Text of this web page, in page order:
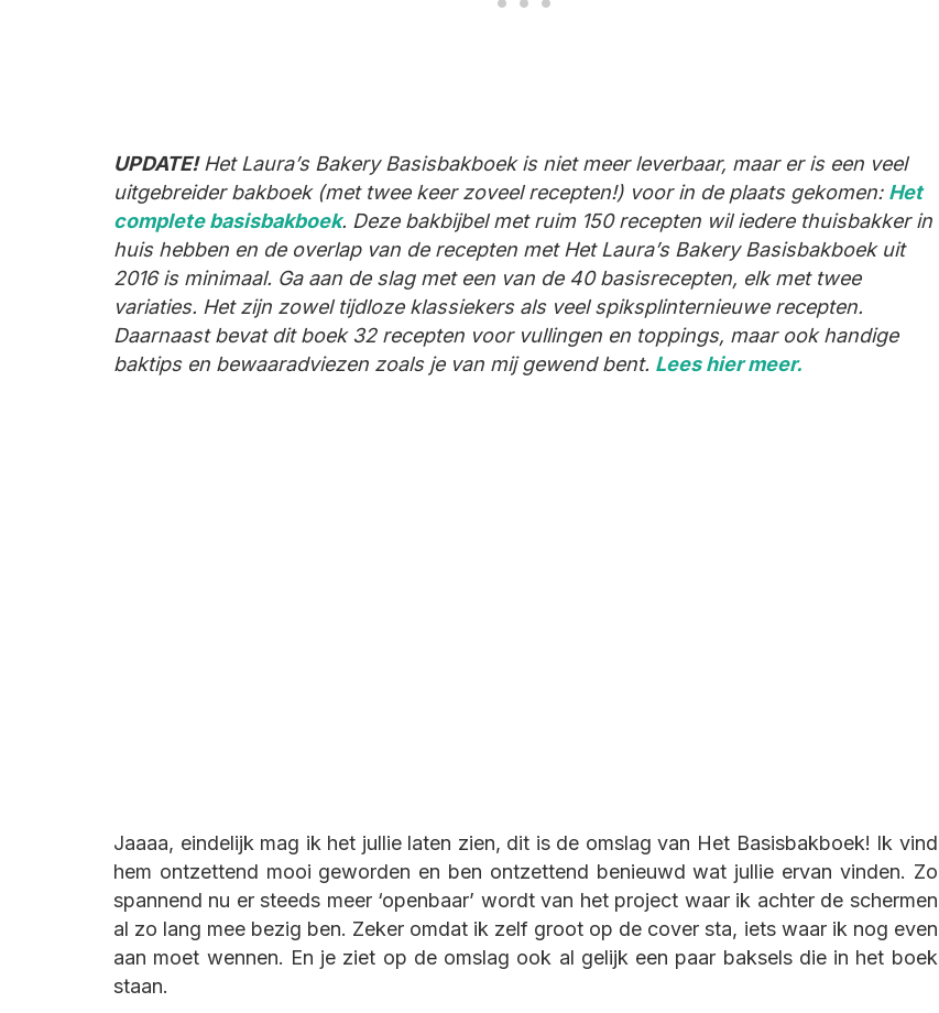
UPDATE!Het Laura’s Bakery Basisbakboek is niet meer leverbaar, maar er is een veel
uitgebreider bakboek (met twee keer zoveel recepten!) voor in de plaats gekomen: Het
complete basisbakboek. Deze bakbijbel met ruim 150 recepten wil iedere thuisbakker in
huis hebben en de overlap van de recepten met Het Laura’s Bakery Basisbakboek uit
2016 is minimaal. Ga aan de slag met een van de 40 basisrecepten, elk met twee
variaties. Het zijn zowel tijdloze klassiekers als veel spiksplinternieuwe recepten.
Daarnaast bevat dit boek 32 recepten voor vullingen en toppings, maar ook handige
baktips en bewaaradviezen zoals je van mij gewend bent. Lees hier meer.
Jaaaa, eindelijk mag ik het jullie laten zien, dit is de omslag van Het Basisbakboek! Ik vind
hem ontzettend mooi geworden en ben ontzettend benieuwd wat jullie ervan vinden. Zo
spannend nu er steeds meer ‘openbaar’ wordt van het project waar ik achter de schermen
al zo lang mee bezig ben. Zeker omdat ik zelf groot op de cover sta, iets waar ik nog even
aan moet wennen. En je ziet op de omslag ook al gelijk een paar baksels die in het boek
staan.